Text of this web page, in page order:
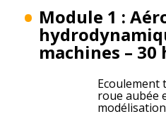
Module 1 :
machines – 30
Ecoulement
roue aubée